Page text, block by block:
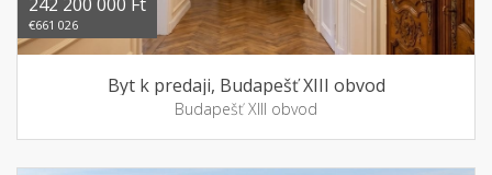
€661 026
Byt k predaji, Budapešť XIII obvod
Budapešť XIII obvod